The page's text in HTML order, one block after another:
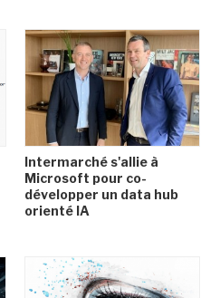
Intermarché s'allie à
Microsoft pour co-
développer un data hub
orienté IA